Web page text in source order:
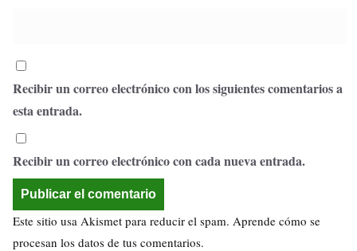
Recibir un correo electrónico con los siguientes comentarios a
esta entrada.
Recibir un correo electrónico con cada nueva entrada.
Este sitio usa Akismet para reducir el spam. Aprende cómo se
procesan los datos de tus comentarios.